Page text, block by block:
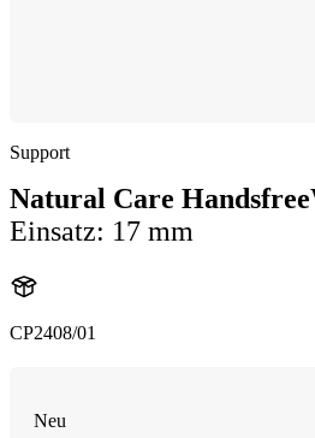
Support
Natural Care
Einsatz: 17 mm
CP2408/01
Neu